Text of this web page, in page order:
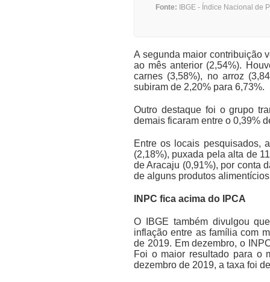
Fonte: IBGE - Índice Nacional de
A segunda maior contribuição
ao mês anterior (2,54%).
carnes (3,58%), no arroz
subiram de 2,20% para 6,73%.
Outro destaque foi o grupo
demais ficaram entre o 0,39%
Entre os locais pesquisados,
(2,18%), puxada pela alta de
de Aracaju (0,91%), por conta
de alguns produtos
INPC fica acima do IPCA
O IBGE também divulgou
inflação entre as família com
de 2019. Em dezembro, o
Foi o maior resultado para o
dezembro de 2019, a taxa foi